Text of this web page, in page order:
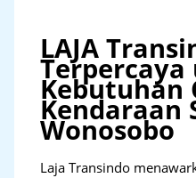
LAJA
Kebutuhan
Kendaraan
Wonosobo
Laja Transindo